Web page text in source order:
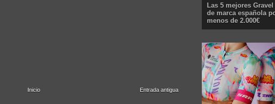
Entrada antigua
Inicio
Las 5 mejores Gravel
de marca española
menos de 2.000€